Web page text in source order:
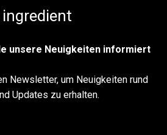
unsere Neuigkeiten informiert
Newsletter, um Neuigkeiten rund
Updates zu erhalten.